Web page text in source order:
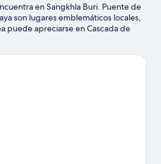
en Sangkhla Buri. Puente de
son lugares emblemáticos locales,
puede apreciarse en Cascada de
Khao Laem.